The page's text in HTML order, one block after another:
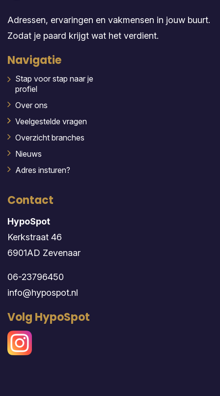
Adressen, ervaringen en vakmensen in jouw buurt.
Zodat je paard krijgt wat het verdient.
Navigatie
Stap voor stap naar je
profiel
Over ons
Veelgestelde vragen
Overzicht branches
Nieuws
Adres insturen?
Contact
HypoSpot
Kerkstraat 46
6901AD Zevenaar
06-23796450
info@hypospot.nl
Volg HypoSpot